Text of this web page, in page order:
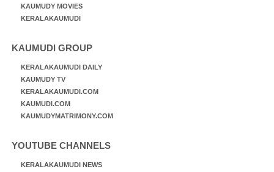
KAUMUDY MOVIES
KERALAKAUMUDI
KAUMUDI GROUP
KERALAKAUMUDI DAILY
KAUMUDY TV
KERALAKAUMUDI.COM
KAUMUDI.COM
KAUMUDYMATRIMONY.COM
YOUTUBE CHANNELS
KERALAKAUMUDI NEWS